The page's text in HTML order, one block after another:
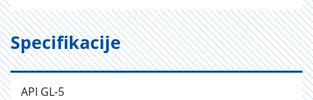
Specifikacije
API GL-5